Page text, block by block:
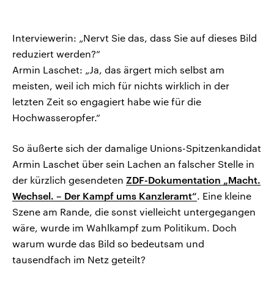
Interviewerin: „Nervt Sie das, dass Sie auf dieses Bild
reduziert werden?“
Armin Laschet: „Ja, das ärgert mich selbst am
meisten, weil ich mich für nichts wirklich in der
letzten Zeit so engagiert habe wie für die
Hochwasseropfer.“
So äußerte sich der damalige Unions-Spitzenkandidat
Armin Laschet über sein Lachen an falscher Stelle in
der kürzlich gesendeten ZDF-Dokumentation „Macht.
Wechsel. – Der Kampf ums Kanzleramt“. Eine kleine
Szene am Rande, die sonst vielleicht untergegangen
wäre, wurde im Wahlkampf zum Politikum. Doch
warum wurde das Bild so bedeutsam und
tausendfach im Netz geteilt?